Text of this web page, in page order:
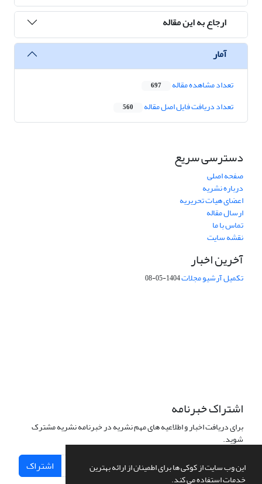
این وب سایت از کوکی ها برای اطمینان از ارائه بهترین
خدمات استفاده می کند.
ارجاع به این مقاله
آمار
تعداد مشاهده مقاله 697
تعداد دریافت فایل اصل مقاله 560
دسترسی سریع
صفحه اصلی
درباره نشریه
اعضای هیات تحریریه
ارسال مقاله
تماس با ما
نقشه سایت
آخرین اخبار
تکمیل آرشیو مجلات1404-05-08
اشتراک خبرنامه
برای دریافت اخبار و اطلاعیه های مهم نشریه در خبرنامه نشریه مشترک
شوید.
اشتراک